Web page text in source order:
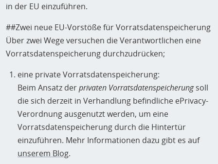
in der EU einzuführen.
##Zwei neue EU-Vorstöße für Vorratsdatenspeicherung
Über zwei Wege versuchen die Verantwortlichen eine
Vorratsdatenspeicherung durchzudrücken;
eine private Vorratsdatenspeicherung:
Beim Ansatz derprivaten Vorratsdatenspeicherungsoll
die sich derzeit in Verhandlung befindliche ePrivacy-
Verordnung ausgenutzt werden, um eine
Vorratsdatenspeicherung durch die Hintertür
einzuführen. Mehr Informationen dazu gibt es auf
unserem Blog.